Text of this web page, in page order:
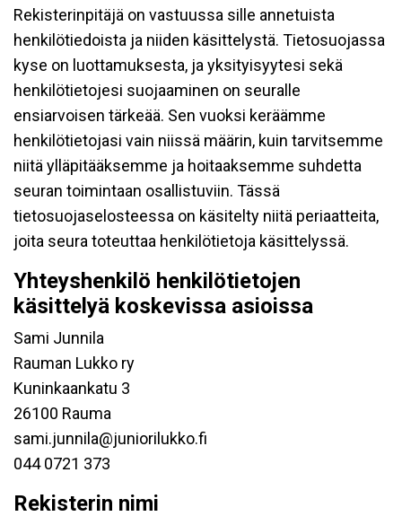
Rekisterinpitäjä on vastuussa sille annetuista
henkilötiedoista ja niiden käsittelystä. Tietosuojassa
kyse on luottamuksesta, ja yksityisyytesi sekä
henkilötietojesi suojaaminen on seuralle
ensiarvoisen tärkeää. Sen vuoksi keräämme
henkilötietojasi vain niissä määrin, kuin tarvitsemme
niitä ylläpitääksemme ja hoitaaksemme suhdetta
seuran toimintaan osallistuviin. Tässä
tietosuojaselosteessa on käsitelty niitä periaatteita,
joita seura toteuttaa henkilötietoja käsittelyssä.
Yhteyshenkilö henkilötietojen
käsittelyä koskevissa asioissa
Sami Junnila
Rauman Lukko ry
Kuninkaankatu 3
26100 Rauma
sami.junnila@juniorilukko.fi
044 0721 373
Rekisterin nimi